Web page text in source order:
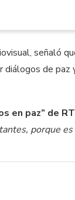
señaló
de paz
en paz” de
porque es